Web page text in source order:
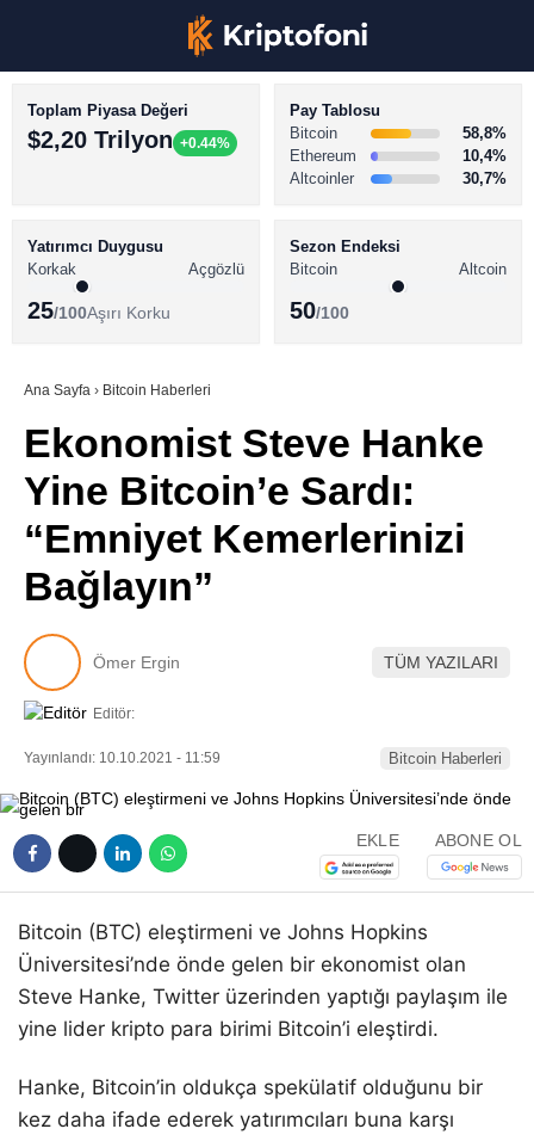
Youtube
TikTok
BİTCOİN HABERLERİ
ALTCOİN HABERLERİ
SÖZLÜK
Toplam Piyasa Değeri
$2,20 Trilyon +0.44%
Pay Tablosu
Bitcoin
58,8%
Ethereum
10,4%
Altcoinler
30,7%
Yatırımcı Duygusu
Korkak
Açgözlü
25/100Aşırı Korku
Sezon Endeksi
Bitcoin
Altcoin
50/100
Ana Sayfa › Bitcoin Haberleri
Ekonomist Steve Hanke
Yine Bitcoin’e Sardı:
“Emniyet Kemerlerinizi
Bağlayın”
Ömer Ergin TÜM YAZILARI
Editör:
Yayınlandı: 10.10.2021 - 11:59 Bitcoin Haberleri
EKLE ABONE OL
Bitcoin (BTC) eleştirmeni ve Johns Hopkins
Üniversitesi’nde önde gelen bir ekonomist olan
Steve Hanke, Twitter üzerinden yaptığı paylaşım ile
yine lider kripto para birimi Bitcoin’i eleştirdi.
Hanke, Bitcoin’in oldukça spekülatif olduğunu bir
kez daha ifade ederek yatırımcıları buna karşı